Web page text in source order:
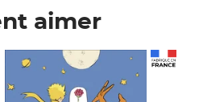
aimer
7,50€